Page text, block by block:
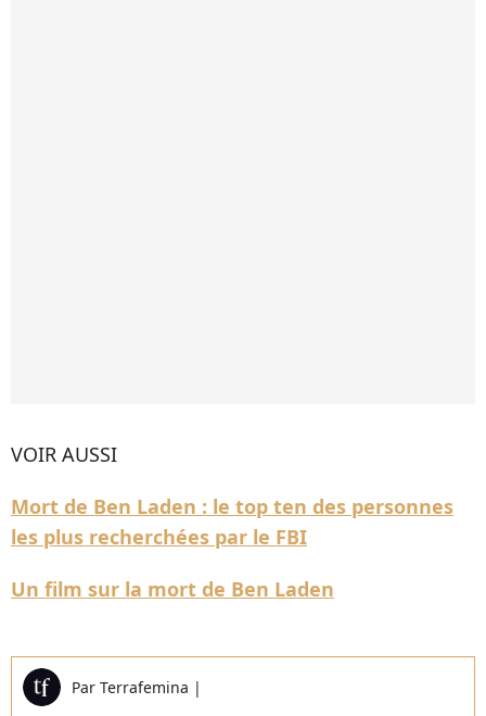
VOIR AUSSI
Mort de Ben Laden : le top ten des personnes
les plus recherchées par le FBI
Un film sur la mort de Ben Laden
Par Terrafemina |